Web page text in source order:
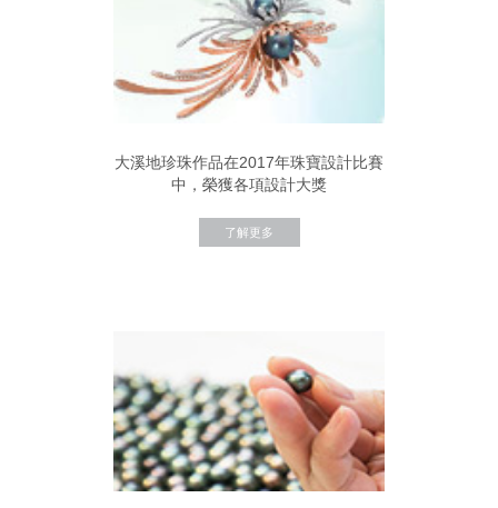
大溪地珍珠作品在2017年珠寶設計比賽
中，榮獲各項設計大獎
了解更多